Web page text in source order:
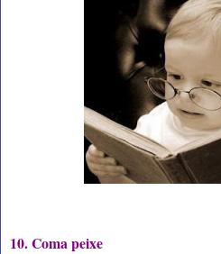
10. Coma peixe